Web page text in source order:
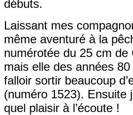
débuts.
Laissant mes
même aventuré à la
numérotée du 25 cm
mais elle des années
falloir sortir beaucoup
(numéro 1523). Ensuite
quel plaisir à l’écoute !